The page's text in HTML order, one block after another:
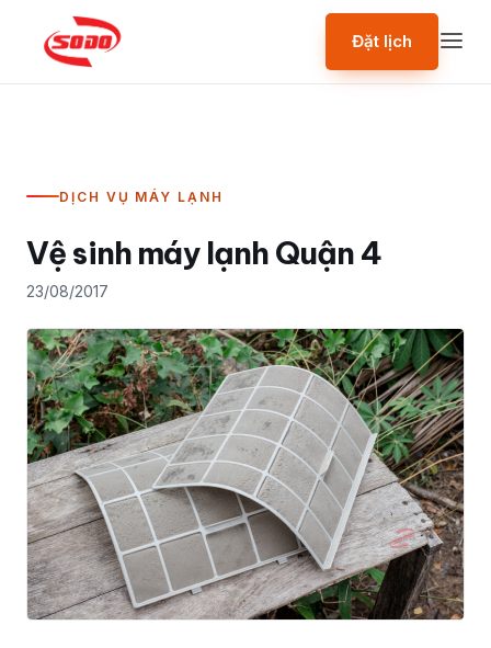
Đặt lịch
DỊCH VỤ MÁY LẠNH
Vệ sinh máy lạnh Quận 4
23/08/2017